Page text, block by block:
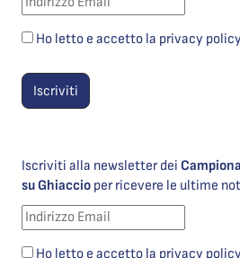
Ho letto e accetto la privacy
Iscriviti alla newsletter dei
su Ghiaccio per ricevere le ultime
Ho letto e accetto la privacy